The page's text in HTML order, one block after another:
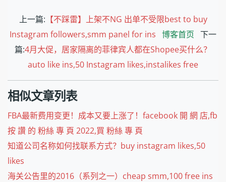
上一篇: 【不踩雷】上架不NG 出单不受限best to buy
Instagram followers,smm panel for ins 博客首页 下一
篇:4月大促，居家隔离的菲律宾人都在Shopee买什么？
auto like ins,50 Instagram likes,instalikes free
相似文章列表
FBA最新费用变更！成本又要上涨了！facebook 開 網 店,fb
按 讚 的 粉絲 專 頁 2022,買 粉絲 專 頁
知道公司名称如何找联系方式？buy instagram likes,50
likes
海关公告里的2016（系列之一）cheap smm,100 free ins